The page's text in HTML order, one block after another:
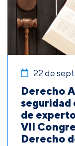
22 de
Derecho
de
VII
Derecho